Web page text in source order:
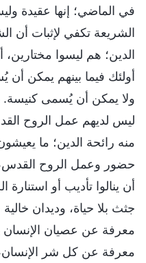
في الماضي؛ إنها عقيدة
الشريعة تكفي لإثبات أن
الدين؛ هم ليسوا
أولئك فيما بينهم يمكن أن
ولا يمكن أن يُسمى كنيسة.
ليس لديهم عمل الروح
منه رائحة الدين؛ ما
حضور وعمل الروح
أن ينالوا تأديب أو
جثث بلا حياة، وديدان
معرفة عن عصيان الإنسان
معرفة عن كل شر